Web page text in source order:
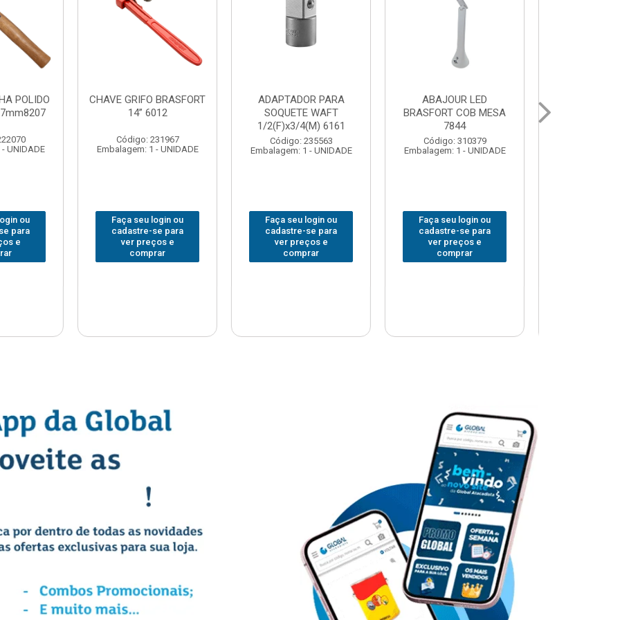
PARA
WAFT
- UNIDADE
login ou
se para
e
ABAJOUR LED
BRASFORT COB MESA
Código: 310379
Embalagem: 1 - UNIDADE
Faça seu login ou
cadastre-se para
ver preços e
comprar
BOLSA PARA
FERRAMENTAS
BRASFORT FECHADA
18BOLSOS 7559
Código: 312401
Faça seu login ou
cadastre-se para
ver preços e
comprar
GRAMPO MARCENEIRO
SARGENTO BRASFORT
80x 250
Código: 312649
Embalagem: 1 - UNIDADE
Faça seu login ou
cadastre-se para
ver preços e
comprar